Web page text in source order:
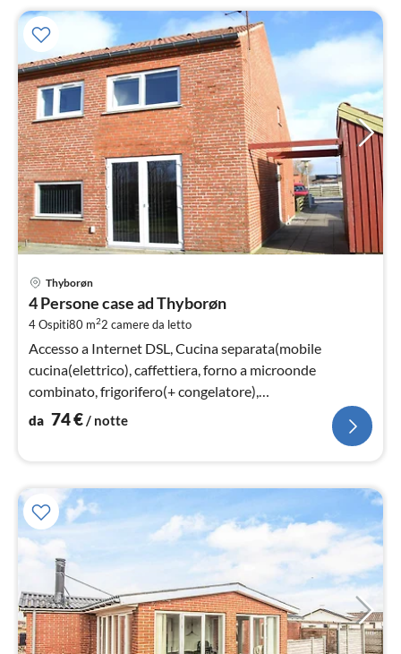
Thyborøn
4 Persone case ad Thyborøn
4 Ospiti80 m22 camere da letto
Accesso a Internet DSL, Cucina separata(mobile
cucina(elettrico), caffettiera, forno a microonde
combinato, frigorifero(+ congelatore),
asciugabiancheria, lavatrice)
da 74€/ notte